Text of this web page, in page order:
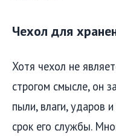
Чехол для
Хотя чехол не
строгом смысле, он
пыли, влаги, ударов
срок его службы.